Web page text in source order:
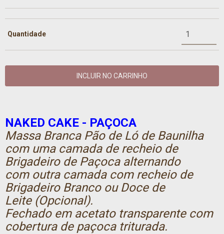
Quantidade
NAKED CAKE - PAÇOCA
Massa Branca Pão de Ló de Baunilha
com uma camada de recheio de
Brigadeiro de Paçoca alternando
com outra camada com recheio de
Brigadeiro Branco ou Doce de
Leite (Opcional).
Fechado em acetato transparente com
cobertura de paçoca triturada.